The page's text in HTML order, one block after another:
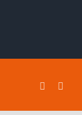
Facebook